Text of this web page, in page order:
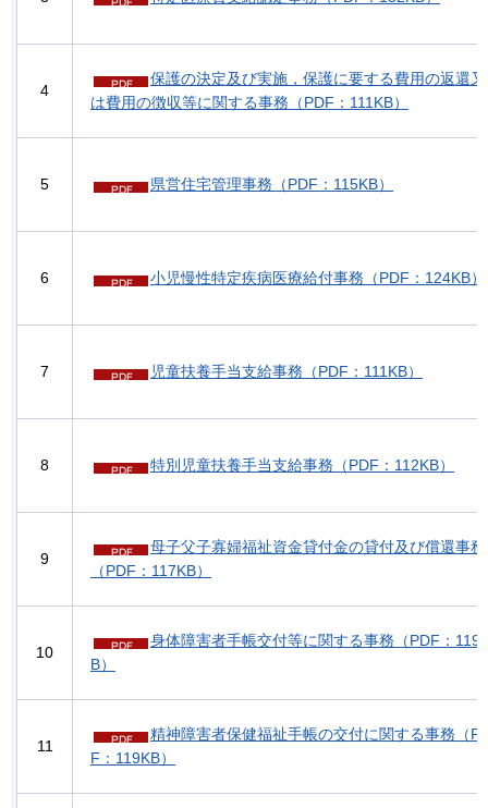
4
保護の決定及び実施，保護に要する費用の返還又
は費用の徴収等に関する事務（PDF：111KB）
5 県営住宅管理事務（PDF：115KB）
6 小児慢性特定疾病医療給付事務（PDF：124KB）
7 児童扶養手当支給事務（PDF：111KB）
8 特別児童扶養手当支給事務（PDF：112KB）
9
母子父子寡婦福祉資金貸付金の貸付及び償還事務
（PDF：117KB）
10
身体障害者手帳交付等に関する事務（PDF：
B）
11
精神障害者保健福祉手帳の交付に関する事務（
F：119KB）